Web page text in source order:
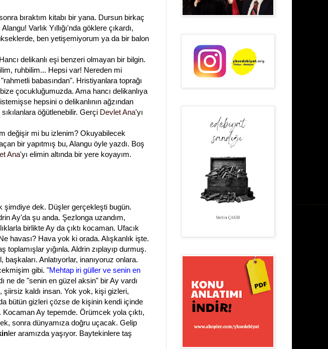
bıraktım kitabı bir yana. Dursun birkaç
Varlık Yıllığı'nda göklere çıkardı,
ben yetişemiyorum ya da bir balon
delikanlı eşi benzeri olmayan bir bilgin.
ruhbilim... Hepsi var! Nereden mi
babasından". Hristiyanlara toprağı
çocukluğumuzda. Ama hancı delikanlıya
hepsini o delikanlının ağzından
öğütlenebilir. Gerçi Devlet Ana'yı
değişir mi bu izlenim? Okuyabilecek
bir yapıtmış bu, Alangu öyle yazdı. Boş
Ana'yı elimin altında bir yere koyayım.
dek. Düşler gerçekleşti bugün.
Ay'da şu anda. Şezlonga uzandım,
birlikte Ay da çıktı kocaman. Ufacık
havası? Hava yok ki orada. Alışkanlık işte.
yığınla. Aldrin zıplayıp durmuş.
Anlatıyorlar, inanıyoruz onlara.
gibi. "Mehtap iri güller ve senin en
ne de "senin en güzel aksin" bir Ay vardı
kaldı insan. Yok yok, kişi gizleri,
bütün gizleri çözse de kişinin kendi içinde
Ay tepemde. Örümcek yola çıktı,
sonra dünyamıza doğru uçacak. Gelip
ler aramızda yaşıyor. Baytekinlere taş